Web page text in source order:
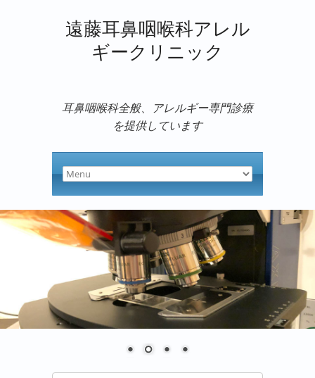
遠藤耳鼻咽喉科アレル
ギークリニック
耳鼻咽喉科全般、アレルギー専門診療
を提供しています